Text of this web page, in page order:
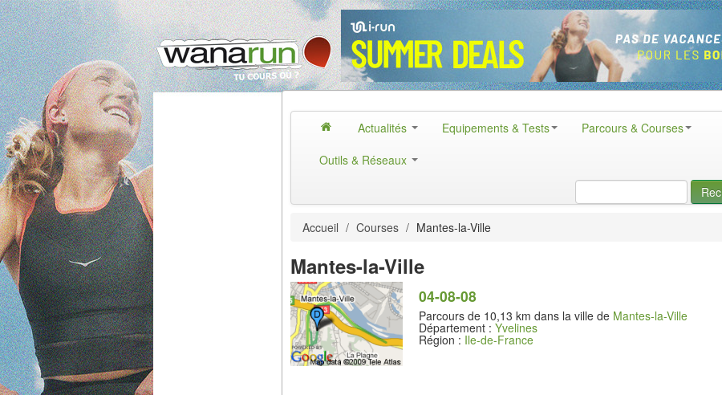
Actualités Equipements & Tests
Parcours & Courses
Outils & Réseaux
Accueil / Courses / Mantes-la-Ville
Mantes-la-Ville
04-08-08
Parcours de 10,13 km dans la ville de Mantes-la-Ville
Département : Yvelines
Région : Ile-de-France